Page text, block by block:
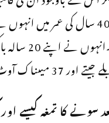
سلسلہ جاری رہا اور40 سال کی عمر
ریٹائرمنٹ لے
کا تمغہ کیسے اور